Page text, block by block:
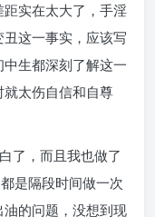
实在太大了，手淫
这一事实，应该写
生都深刻了解这一
太伤自信和自尊
了，而且我也做了
是隔段时间做一次
的问题，没想到现